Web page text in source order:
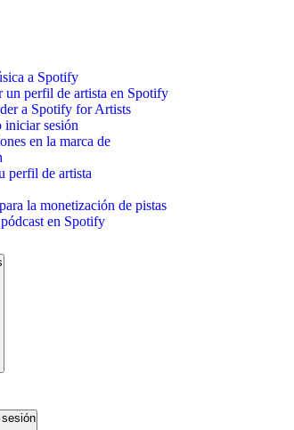
a Spotify
un perfil de artista en Spotify
a Spotify for Artists
iniciar sesión
en la marca de
perfil de artista
la monetización de pistas
en Spotify